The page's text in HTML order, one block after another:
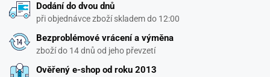
Dodání do dvou dnů
při objednávce zboží skladem do 12:00
Bezproblémové vrácení a výměna
zboží do 14 dnů od jeho převzetí
Ověřený e-shop od roku 2013